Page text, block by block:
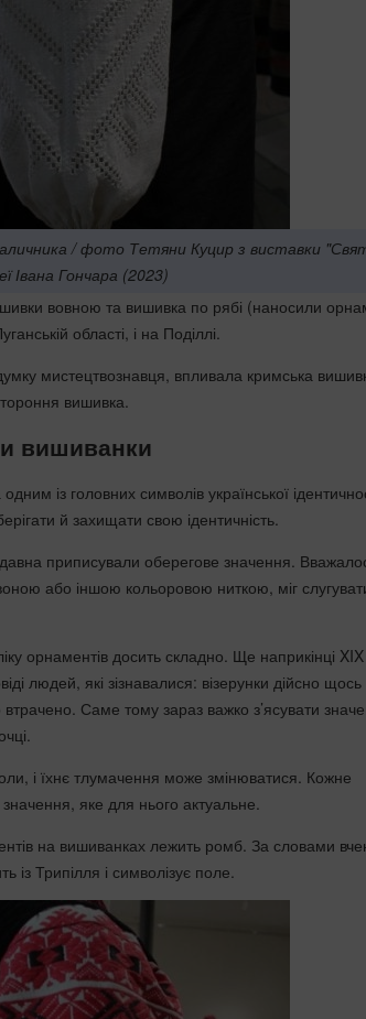
/ фото Тетяни Куцир з виставки
Івана Гончара (2023)
вовною та вишивка по рябі (наносили
області, і на Поділлі.
мистецтвознавця, впливала кримська
вишивка.
вишиванки
із головних символів української
й захищати свою ідентичність.
приписували оберегове значення.
або іншою кольоровою ниткою, міг
орнаментів досить складно. Ще наприкінці XIX
людей, які зізнавалися: візерунки дійсно щось
втрачено. Саме тому зараз важко з’ясувати
і їхнє тлумачення може змінюватися. Кожне
яке для нього актуальне.
на вишиванках лежить ромб . За словами
Трипілля і символізує поле.